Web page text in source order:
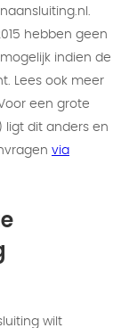
hebben geen
indien de
Lees ook meer
een grote
ligt dit anders en
via
wilt